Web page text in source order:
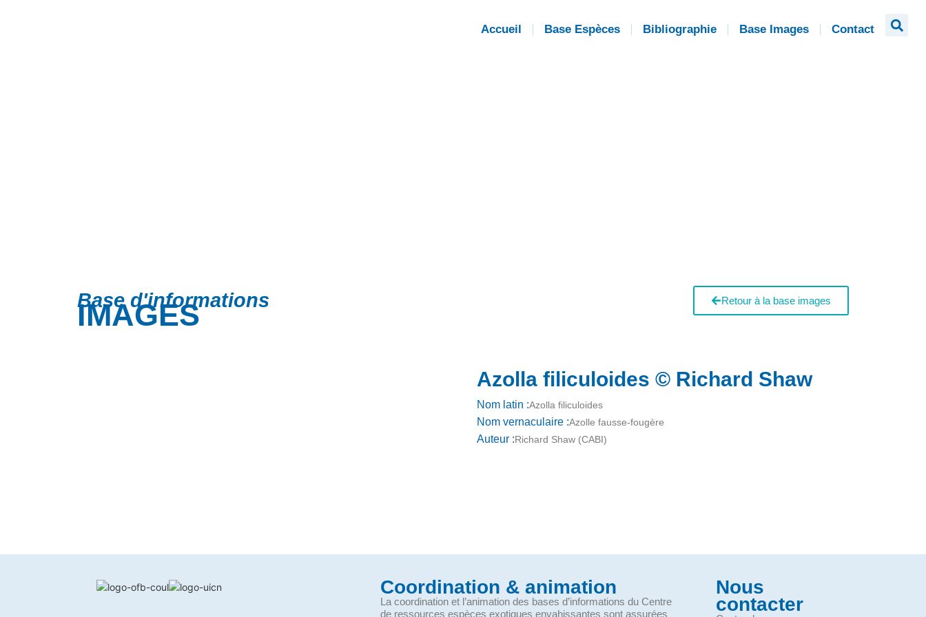
Accueil Base Espèces Bibliographie Base Images Contact
Base d'informations
IMAGES Retour à la base images
Azolla filiculoides © Richard Shaw
Nom latin :Azolla filiculoides
Nom vernaculaire :Azolle fausse-fougère
Auteur :Richard Shaw (CABI)
Coordination & animation
La coordination et l’animation des bases d’informations du Centre
de ressources espèces exotiques envahissantes sont assurées
Nous
contacter